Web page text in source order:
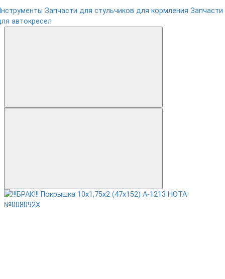
Запчасти для стульчиков для кормления Запчасти
автокресел